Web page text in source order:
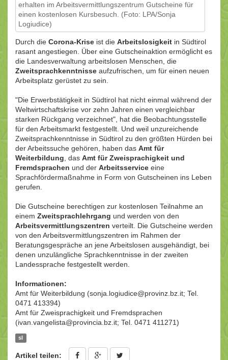
erhalten im Arbeitsvermittlungszentrum Gutscheine für
einen kostenlosen Kursbesuch. (Foto: LPA/Sonja
Logiudice)
Durch die Corona-Krise ist die Arbeitslosigkeit in Südtirol
rasant angestiegen. Über eine Gutscheinaktion ermöglicht es
die Landesverwaltung arbeitslosen Menschen, die
Zweitsprachkenntnisse aufzufrischen, um für einen neuen
Arbeitsplatz gerüstet zu sein.
"Die Erwerbstätigkeit in Südtirol hat nicht einmal während der
Weltwirtschaftskrise vor zehn Jahren einen vergleichbar
starken Rückgang verzeichnet", hat die Beobachtungsstelle
für den Arbeitsmarkt festgestellt. Und weil unzureichende
Zweitsprachkenntnisse in Südtirol zu den größten Hürden bei
der Arbeitssuche gehören, haben das Amt für
Weiterbildung, das Amt für Zweisprachigkeit und
Fremdsprachen und der Arbeitsservice eine
Sprachfördermaßnahme in Form von Gutscheinen ins Leben
gerufen.
Die Gutscheine berechtigen zur kostenlosen Teilnahme an
einem Zweitsprachlehrgang und werden von den
Arbeitsvermittlungszentren verteilt. Die Gutscheine werden
von den Arbeitsvermittlungszentren im Rahmen der
Beratungsgespräche an jene Arbeitslosen ausgehändigt, bei
denen unzulängliche Sprachkenntnisse in der zweiten
Landessprache festgestellt werden.
Informationen:
Amt für Weiterbildung (sonja.logiudice@provinz.bz.it; Tel.
0471 413394)
Amt für Zweisprachigkeit und Fremdsprachen
(ivan.vangelista@provincia.bz.it; Tel. 0471 411271)
sl
Artikel teilen: